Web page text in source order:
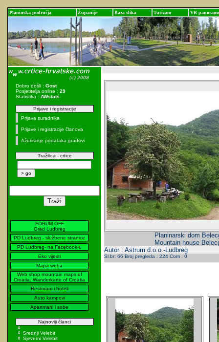
Planinska područja Županije Baza slika Turizam VR panorame
Dobro došli : Gost
Posjetitelja online : 29
Statistika : AWstats
Prijave i registracije
Prijava suradnika
Prijave i registracije članova
Ažuriranje podataka gradovi
Tražilica - crtice
FORUM OFF
Grad Ludbreg
PD Ludbreg - službene stranice
PD Ludbreg- na Facebook-u
Eko vijesti
Mapa weba
Web shop mountain maps of
Croatia, Wanderkarte of Croatia
Restorani i hoteli
Auto kampovi
Apartmani i sobe
Najnoviji članci
Srednji Velebit
Sjeverni Velebit
Planinarski dom
Mountain house
Autor : Astrum d.o.o.-Ludbreg
Sl.br: 66 Broj pregleda : 224 Com : 0